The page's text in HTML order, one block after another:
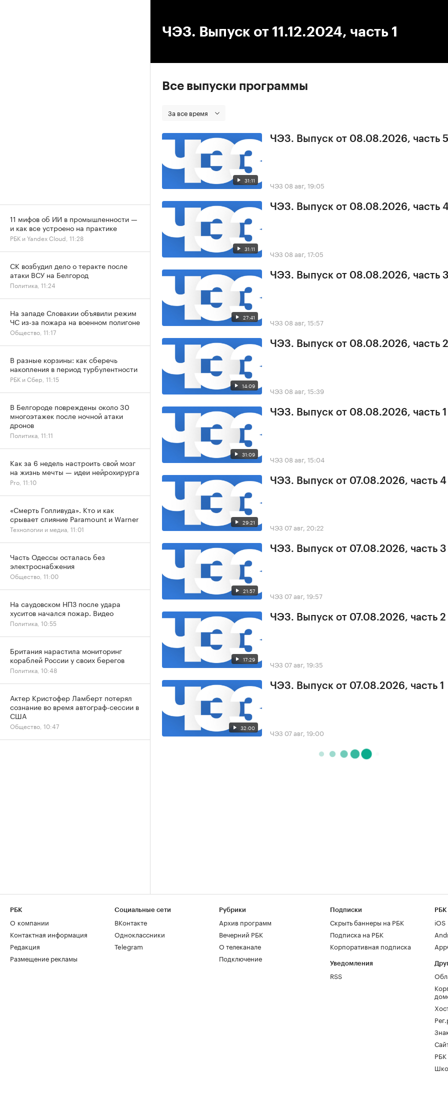
ЧЭЗ. Выпуск от 11.12.2024, часть 1
Все выпуски программы
За все время
31:11
ЧЭЗ. Выпуск от 08.08.2026, часть 5
ЧЭЗ 08 авг, 19:05
31:11
ЧЭЗ. Выпуск от 08.08.2026, часть
ЧЭЗ 08 авг, 17:05
27:41
ЧЭЗ. Выпуск от 08.08.2026, часть
ЧЭЗ 08 авг, 15:57
14:09
ЧЭЗ. Выпуск от 08.08.2026, часть 2
ЧЭЗ 08 авг, 15:39
31:09
ЧЭЗ. Выпуск от 08.08.2026, часть 1
ЧЭЗ 08 авг, 15:04
29:21
ЧЭЗ. Выпуск от 07.08.2026, часть 4
ЧЭЗ 07 авг, 20:22
21:57
ЧЭЗ. Выпуск от 07.08.2026, часть 3
ЧЭЗ 07 авг, 19:57
17:29
ЧЭЗ. Выпуск от 07.08.2026, часть 2
ЧЭЗ 07 авг, 19:35
32:00
ЧЭЗ. Выпуск от 07.08.2026, часть 1
ЧЭЗ 07 авг, 19:00
11 мифов об ИИ в промышленности —
и как все устроено на практике
РБК и Yandex Cloud, 11:28
СК возбудил дело о теракте после
атаки ВСУ на Белгород
Политика, 11:24
На западе Словакии объявили режим
ЧС из-за пожара на военном полигоне
Общество, 11:17
В разные корзины: как сберечь
накопления в период турбулентности
РБК и Сбер, 11:15
В Белгороде повреждены около 30
многоэтажек после ночной атаки
дронов
Политика, 11:11
Как за 6 недель настроить свой мозг
на жизнь мечты — идеи нейрохирурга
Pro, 11:10
«Смерть Голливуда». Кто и как
срывает слияние Paramount и Warner
Технологии и медиа, 11:01
Часть Одессы осталась без
электроснабжения
Общество, 11:00
На саудовском НПЗ после удара
хуситов начался пожар. Видео
Политика, 10:55
Британия нарастила мониторинг
кораблей России у своих берегов
Политика, 10:48
Актер Кристофер Ламберт потерял
сознание во время автограф-сессии в
США
Общество, 10:47
РБК
О компании
Контактная информация
Редакция
Размещение рекламы
Социальные сети
ВКонтакте
Одноклассники
Telegram
Рубрики
Архив программ
Вечерний РБК
О телеканале
Подключение
Подписки
Скрыть баннеры на РБК
Подписка на РБК
Корпоративная подписка
Уведомления
RSS
РБК
iOS